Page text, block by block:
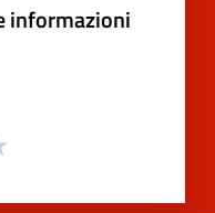
informazioni